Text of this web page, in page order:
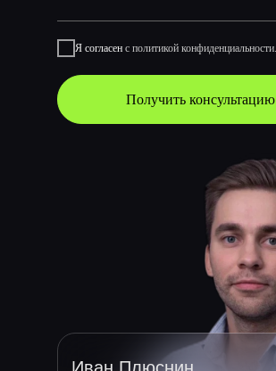
Я согласен с политикой конфиденциальности.
Получить консультацию